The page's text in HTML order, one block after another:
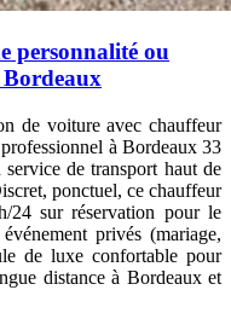
personnalité ou
de voiture avec chauffeur
à Bordeaux 33
de transport haut de
ponctuel, ce chauffeur
24 sur réservation pour le
privés (mariage,
de luxe confortable pour
distance à Bordeaux et